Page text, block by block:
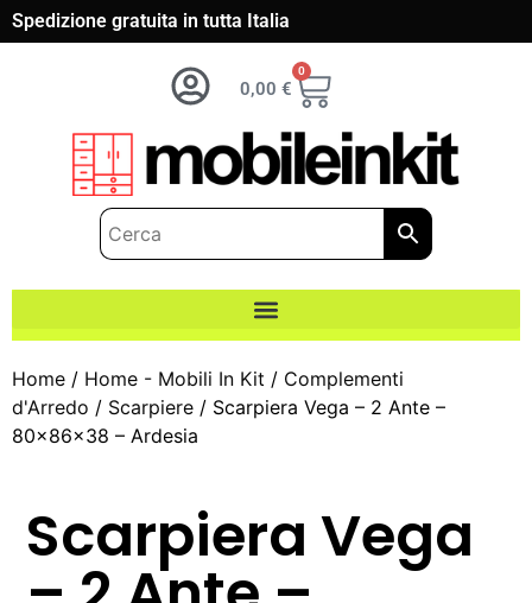
Spedizione gratuita in tutta Italia
0,00 €
0
Home / Home - Mobili In Kit / Complementi
d'Arredo / Scarpiere / Scarpiera Vega – 2 Ante –
80x86x38 – Ardesia
Scarpiera Vega